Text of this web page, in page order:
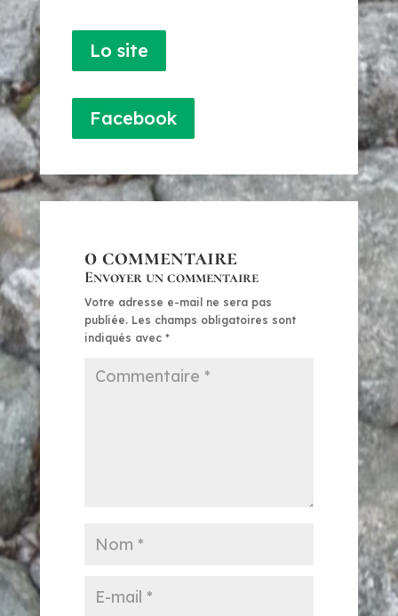
Lo site
Facebook
0 commentaire
Envoyer un commentaire
Votre adresse e-mail ne sera pas
publiée. Les champs obligatoires sont
indiqués avec *